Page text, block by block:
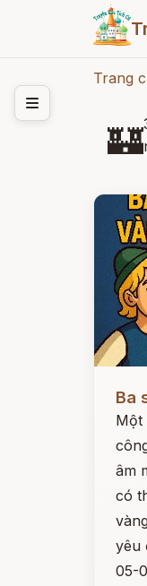
Trang
🏰
Ba
Một
âm
có
yêu
05-